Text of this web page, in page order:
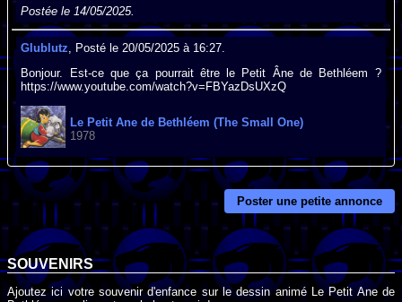
Postée le 14/05/2025.
Glublutz , Posté le 20/05/2025 à 16:27.
Bonjour. Est-ce que ça pourrait être le Petit Âne de Bethléem ?
https://www.youtube.com/watch?v=FBYazDsUXzQ
Le Petit Ane de Bethléem (The Small One)
1978
Poster une petite annonce
SOUVENIRS
Ajoutez ici votre souvenir d'enfance sur le dessin animé Le Petit Ane de